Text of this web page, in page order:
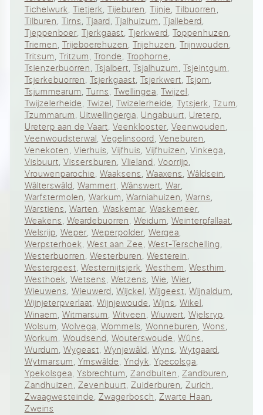
Tichelwurk, Tietjerk, Tijeburen,Tijnje,Tilbuorren ,
Tilburen, Tirns, Tjaard,Tjalhuizum,Tjalleberd,
Tjeppenboer, Tjerkgaast,Tjerkwerd,Toppenhuzen,
Triemen, Trijeboerehuzen,Trijehuzen,Trijnwouden,
Tritsum, Tritzum, Tronde,Trophorne,
Tsienzerbuorren, Tsjalbert,Tsjalhuzum,Tsjeintgum,
Tsjerkebuorren, Tsjerkgaast,Tsjerkwert,Tsjom,
Tsjummearum, Turns, Twellingea,Twijzel,
Twijzelerheide, Twizel,Twizelerheide,Tytsjerk,Tzum,
Tzummarum, Uitwellingerga, Ungabuurt, Ureterp,
Ureterp aan de Vaart, Veenklooster,Veenwouden,
Veenwoudsterwal, Vegelinsoord,Veneburen,
Venekoten, Vierhuis, Vijfhuis,Vijfhuizen,Vinkega,
Visbuurt, Vissersburen,Vlieland,Voorrijp,
Vrouwenparochie, Waaksens,Waaxens,Wâldsein,
Wâlterswâld, Wammert, Wânswert,War,
Warfstermolen, Warkum, Warniahuizen,Warns,
Warstiens, Warten, Waskemar,Waskemeer,
Weakens, Weardebuorren,Weidum,Weinterpfallaat,
Welsrijp, Weper, Weperpolder,Wergea,
Werpsterhoek, West aan Zee,West-Terschelling,
Westerbuorren, Westerburen,Westerein,
Westergeest, Westernijtsjerk,Westhem,Westhim,
Westhoek, Wetsens, Wetzens,Wie,Wier,
Wieuwens, Wieuwerd, Wijckel,Wijgeest,Wijnaldum,
Wijnjeterpverlaat, Wijnjewoude,Wijns,Wikel,
Winaem, Witmarsum, Witveen,Wiuwert,Wjelsryp,
Wolsum, Wolvega, Wommels,Wonneburen,Wons,
Workum, Woudsend, Wouterswoude,Wûns,
Wurdum, Wygeast, Wynjewâld,Wyns,Wytgaard,
Wytmarsum, Ymswâlde, Yndyk,Ypecolsga,
Ypekolsgea, Ysbrechtum,Zandbulten,Zandburen,
Zandhuizen, Zevenbuurt,Zuiderburen,Zurich,
Zwaagwesteinde, Zwagerbosch,Zwarte Haan,
Zweins